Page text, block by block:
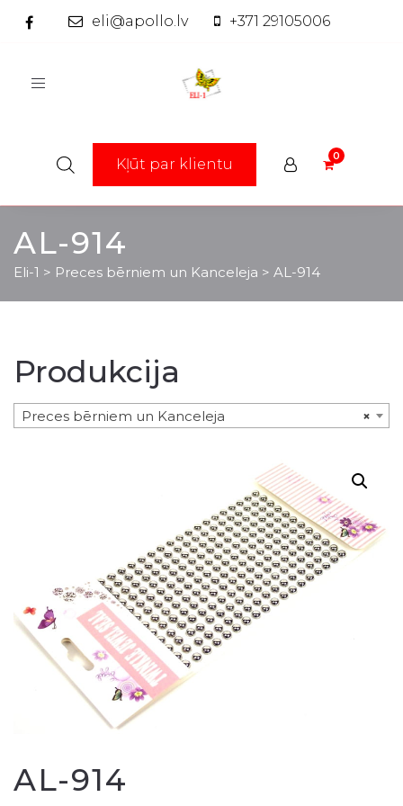
eli@apollo.lv +371 29105006
Toggle
Kļūt par klientu
AL-914
Eli-1 > Preces bērniem un Kanceleja > AL-914
Produkcija
×
Preces bērniem un Kanceleja
AL-914